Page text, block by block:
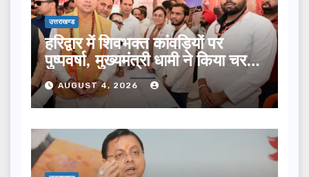
उत्तराखण्ड
हरिद्वार में शिवभक्त कांवड़ियों पर
पुष्पवर्षा, मुख्यमंत्री धामी ने किया चरण
प्रक्षालन…
AUGUST 4, 2026